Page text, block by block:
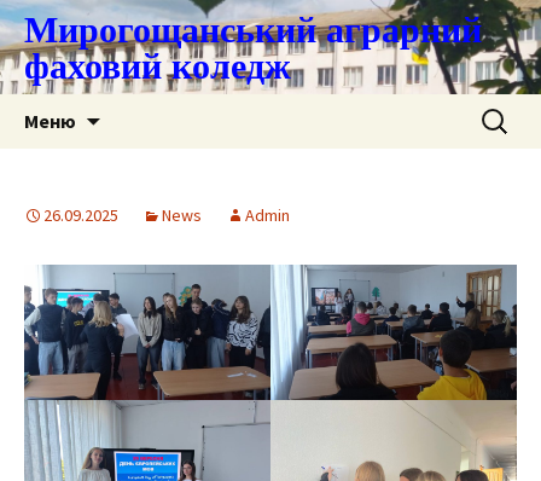
Мирогощанський аграрний
фаховий коледж
Меню Пошук:
26.09.2025 News Admin